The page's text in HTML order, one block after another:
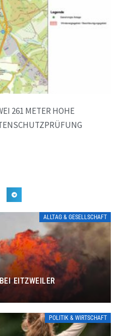
261 METER HOHE
ALLTAG & GESELLSCHAFT
EITZWEILER
POLITIK & WIRTSCHAFT